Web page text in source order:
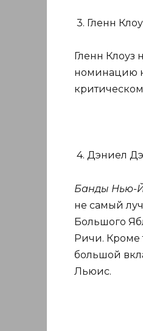
3. Гленн
Гленн Клоуз
номинацию
4. Дэниел
Банды Нью-
не самый
Большого
Ричи. Кроме
большой
Льюис.